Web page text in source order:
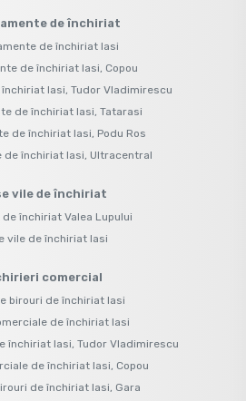
de închiriat
de închiriat Iasi
de închiriat Iasi, Copou
Iasi, Tudor Vladimirescu
de închiriat Iasi, Tatarasi
de închiriat Iasi, Podu Ros
de închiriat Iasi, Ultracentral
vile de închiriat
de închiriat Valea Lupului
vile de închiriat Iasi
comercial
birouri de închiriat Iasi
de închiriat Iasi
închiriat Iasi, Tudor Vladimirescu
de închiriat Iasi, Copou
de închiriat Iasi, Gara